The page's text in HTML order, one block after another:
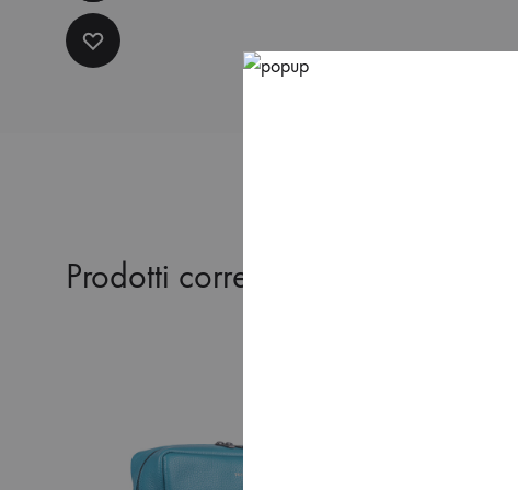
ADD
Prodotti correlati